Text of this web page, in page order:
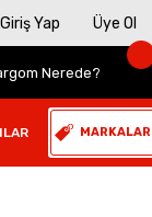
Giriş Yap Üye Ol
Nerede?
MARKALAR